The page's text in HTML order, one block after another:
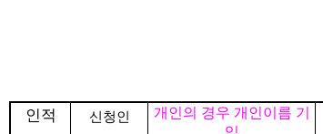
인적 신청인
개인의 경우 개인이름 기